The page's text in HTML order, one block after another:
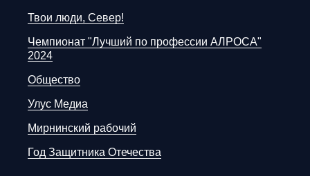
Твои люди, Север!
Чемпионат "Лучший по профессии АЛРОСА"
2024
Общество
Улус Медиа
Мирнинский рабочий
Год Защитника Отечества